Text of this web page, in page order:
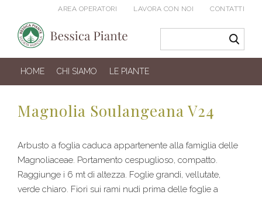
AREA OPERATORI LAVORA CON NOI CONTATTI
HOME CHI SIAMO LE PIANTE
Magnolia Soulangeana V24
Arbusto a foglia caduca appartenente alla famiglia delle
Magnoliaceae. Portamento cespuglioso, compatto.
Raggiunge i 6 mt di altezza. Foglie grandi, vellutate,
verde chiaro. Fiori sui rami nudi prima delle foglie a